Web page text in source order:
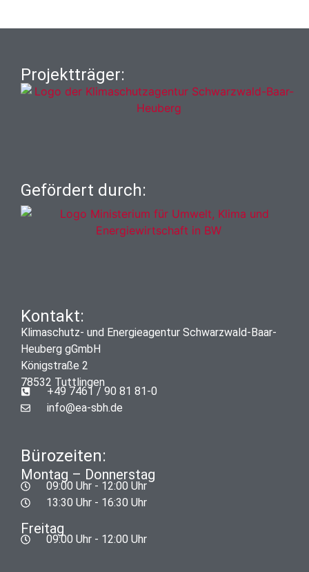
Projektträger:
Gefördert durch:
Kontakt:
Klimaschutz- und Energieagentur Schwarzwald-Baar-
Heuberg gGmbH
Königstraße 2
78532 Tuttlingen
+49 7461 / 90 81 81-0
info@ea-sbh.de
Bürozeiten:
Montag – Donnerstag
09:00 Uhr - 12:00 Uhr
13:30 Uhr - 16:30 Uhr
Freitag
09:00 Uhr - 12:00 Uhr